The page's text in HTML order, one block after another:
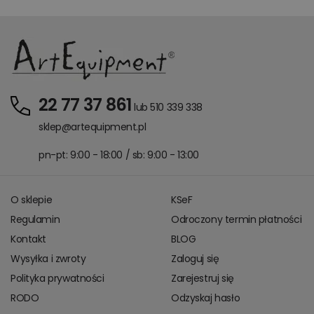
22 77 37 861 lub 510 339 338
sklep@artequipment.pl
pn-pt: 9:00 - 18:00 / sb: 9:00 - 13:00
O sklepie
Regulamin
Kontakt
Wysyłka i zwroty
Polityka prywatności
RODO
KSeF
Odroczony termin płatności
BLOG
Zaloguj się
Zarejestruj się
Odzyskaj hasło